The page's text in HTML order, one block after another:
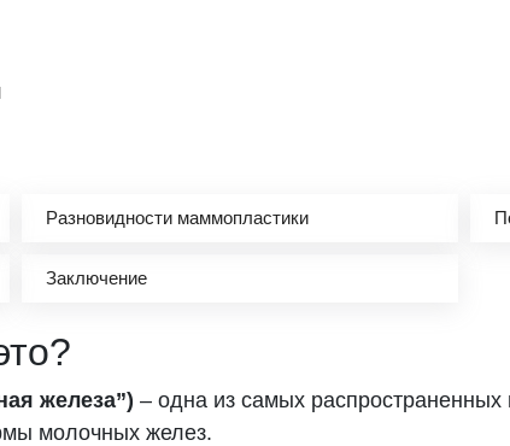
Разновидности маммопластики
Заключение
железа”) – одна из самых распространенных
молочных желез.